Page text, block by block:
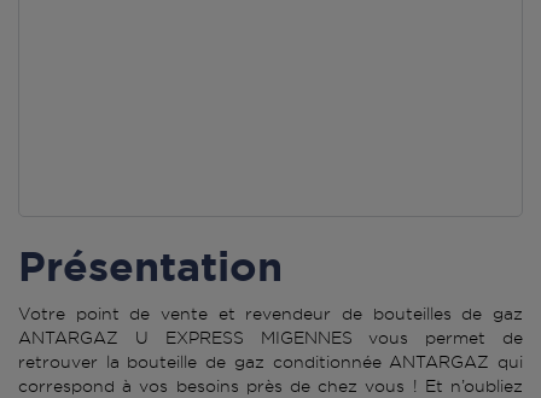
Présentation
Votre point de vente et revendeur de bouteilles de gaz
ANTARGAZ U EXPRESS MIGENNES vous permet de
retrouver la bouteille de gaz conditionnée ANTARGAZ qui
correspond à vos besoins près de chez vous ! Et n’oubliez